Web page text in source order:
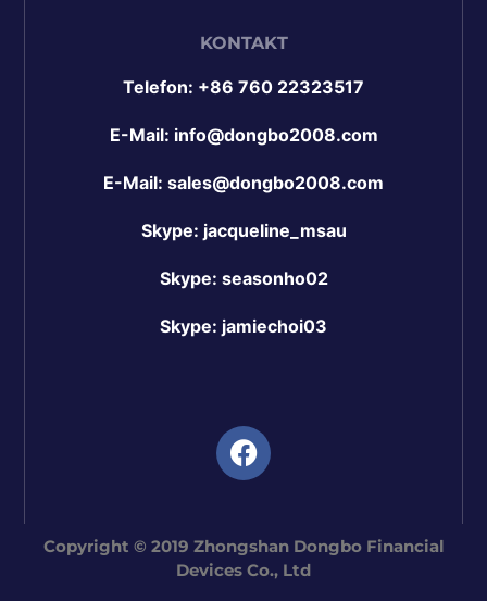
KONTAKT
Telefon: +86 760 22323517
E-Mail: info@dongbo2008.com
E-Mail: sales@dongbo2008.com
Skype: jacqueline_msau
Skype: seasonho02
Skype: jamiechoi03
Copyright © 2019 Zhongshan Dongbo Financial
Devices Co., Ltd